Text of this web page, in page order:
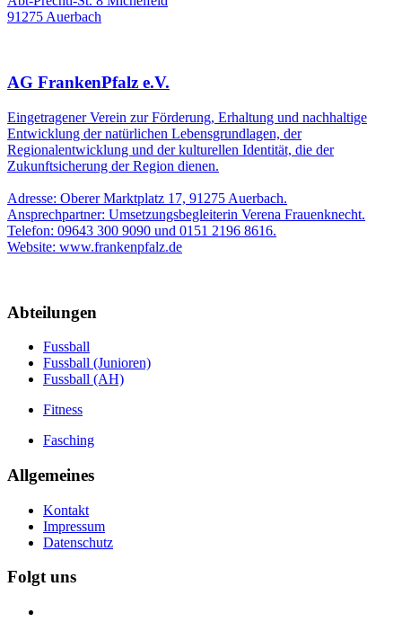
91275 Auerbach
AG FrankenPfalz e.V.
Eingetragener Verein zur Förderung, Erhaltung und nachhaltige
Entwicklung der natürlichen Lebensgrundlagen, der
Regionalentwicklung und der kulturellen Identität, die der
Zukunftsicherung der Region dienen.
Adresse: Oberer Marktplatz 17, 91275 Auerbach.
Ansprechpartner: Umsetzungsbegleiterin Verena Frauenknecht.
Telefon: 09643 300 9090 und 0151 2196 8616.
Website: www.frankenpfalz.de
Abteilungen
Fussball
Fussball (Junioren)
Fussball (AH)
Fitness
Fasching
Allgemeines
Kontakt
Impressum
Datenschutz
Folgt uns